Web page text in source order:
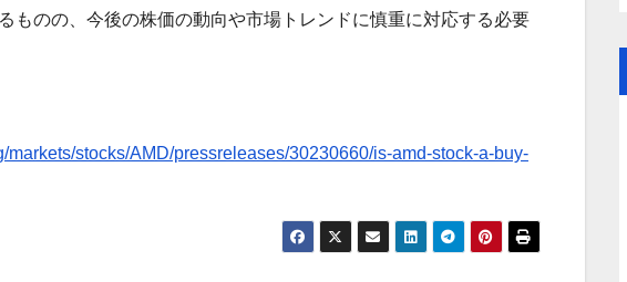
ものの、今後の株価の動向や市場トレンドに慎重に対応する必要
stocks/AMD/pressreleases/30230660/is-amd-stock-a-buy-